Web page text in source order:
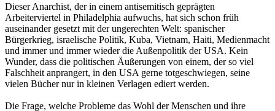
Dieser Anarchist, der in einem antisemitisch geprägten
Arbeiterviertel in Philadelphia aufwuchs, hat sich schon früh
auseinander gesetzt mit der ungerechten Welt: spanischer
Bürgerkrieg, israelische Politik, Kuba, Vietnam, Haiti, Medienmacht
und immer und immer wieder die Außenpolitik der USA. Kein
Wunder, dass die politischen Äußerungen von einem, der so viel
Falschheit anprangert, in den USA gerne totgeschwiegen, seine
vielen Bücher nur in kleinen Verlagen ediert werden.
Die Frage, welche Probleme das Wohl der Menschen und ihre